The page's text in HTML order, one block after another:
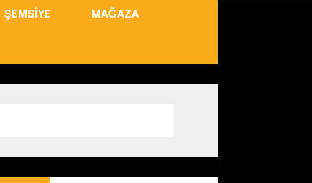
ŞEMSIYE MAĞAZA